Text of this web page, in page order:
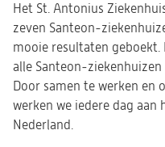
Het St. Antonius
zeven Santeon-
mooie resultaten
alle Santeon-ziekenhuizen
Door samen te werken en
werken we iedere dag
Nederland.